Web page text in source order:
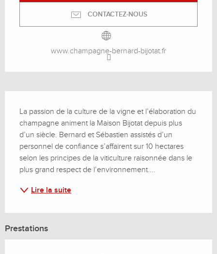
CONTACTEZ-NOUS
www.champagne-bernard-bijotat.fr
La passion de la culture de la vigne et l’élaboration du
champagne animent la Maison Bijotat depuis plus
d’un siècle. Bernard et Sébastien assistés d’un
personnel de confiance s’affairent sur 10 hectares
selon les principes de la viticulture raisonnée dans le
plus grand respect de l’environnement....
Lire la suite
Prestations